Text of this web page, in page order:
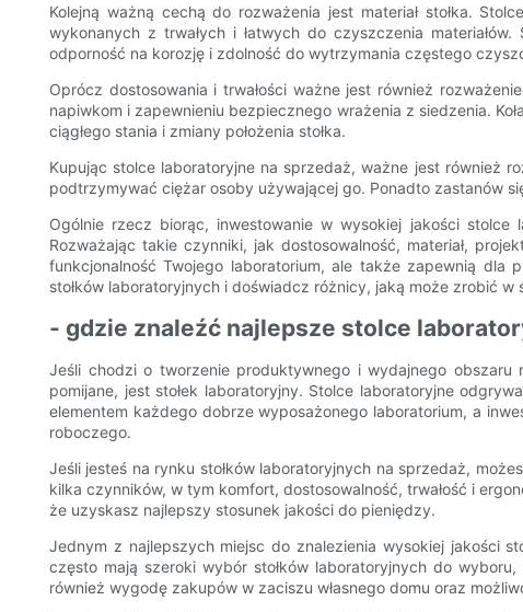
Kolejną ważną cechą do rozważenia jest materiał stołka.
wykonanych z trwałych i łatwych do czyszczenia
odporność na korozję i zdolność do wytrzymania częstego
Oprócz dostosowania i trwałości ważne jest również
napiwkom i zapewnieniu bezpiecznego wrażenia z siedzenia.
ciągłego stania i zmiany położenia stołka.
Kupując stolce laboratoryjne na sprzedaż, ważne jest również
podtrzymywać ciężar osoby używającej go. Ponadto zastanów
Ogólnie rzecz biorąc, inwestowanie w wysokiej jakości
Rozważając takie czynniki, jak dostosowalność, materiał,
funkcjonalność Twojego laboratorium, ale także zapewnią dla
stołków laboratoryjnych i doświadcz różnicy, jaką może zrobić w
- gdzie znaleźć najlepsze stolce
Jeśli chodzi o tworzenie produktywnego i wydajnego
pomijane, jest stołek laboratoryjny. Stolce laboratoryjne
elementem każdego dobrze wyposażonego laboratorium, a
roboczego.
Jeśli jesteś na rynku stołków laboratoryjnych na sprzedaż,
kilka czynników, w tym komfort, dostosowalność, trwałość i
że uzyskasz najlepszy stosunek jakości do pieniędzy.
Jednym z najlepszych miejsc do znalezienia wysokiej jakości
często mają szeroki wybór stołków laboratoryjnych do
również wygodę zakupów w zaciszu własnego domu oraz